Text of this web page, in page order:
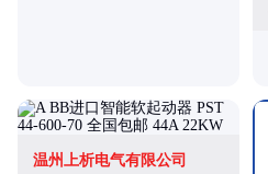
温州上析电气有限公司